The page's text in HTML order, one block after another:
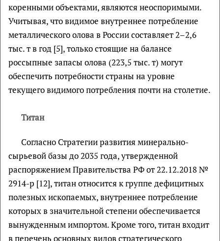
коренными объектами, являются неоспоримыми.
Учитывая, что видимое внутреннее потребление
металлического олова в России составляет 2–2,6
тыс. т в год [5], только стоящие на балансе
россыпные запасы олова (223,5 тыс. т) могут
обеспечить потребности страны на уровне
текущего видимого потребления почти на столетие.
Титан
Согласно Стратегии развития минерально-
сырьевой базы до 2035 года, утвержденной
распоряжением Правительства РФ от 22.12.2018 №
2914-р [12], титан относится к группе дефицитных
полезных ископаемых, внутреннее потребление
которых в значительной степени обеспечивается
вынужденным импортом. Кроме того, титан входит
в перечень основных видов стратегического